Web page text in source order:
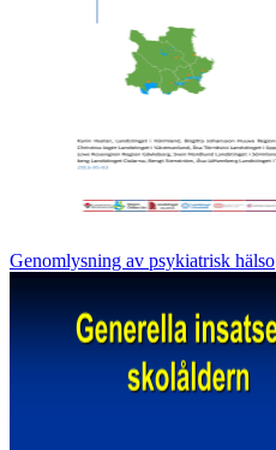
Genomlysning av psykiatrisk hälso